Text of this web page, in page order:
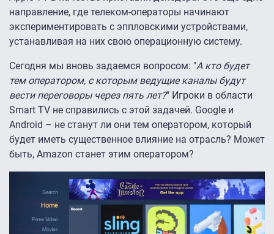
направление, где телеком-операторы начинают
экспериментировать с эппловскими устройствами,
устанавливая на них свою операционную систему.
Сегодня мы вновь задаемся вопросом: "А кто будет
тем оператором, с которым ведущие каналы будут
вести переговоры через пять лет?" Игроки в области
Smart TV не справились с этой задачей. Google и
Android – не станут ли они тем оператором, который
будет иметь существенное влияние на отрасль? Может
быть, Amazon станет этим оператором?